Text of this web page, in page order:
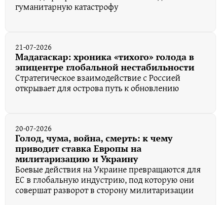
гуманитарную катастрофу
21-07-2026
Мадагаскар: хроника «тихого» голода в
эпицентре глобальной нестабильности
Стратегическое взаимодействие с Россией
открывает для острова путь к обновлению
20-07-2026
Голод, чума, война, смерть: к чему
приводит ставка Европы на
милитаризацию и Украину
Боевые действия на Украине превращаются для
ЕС в глобальную индустрию, под которую они
совершат разворот в сторону милитаризации